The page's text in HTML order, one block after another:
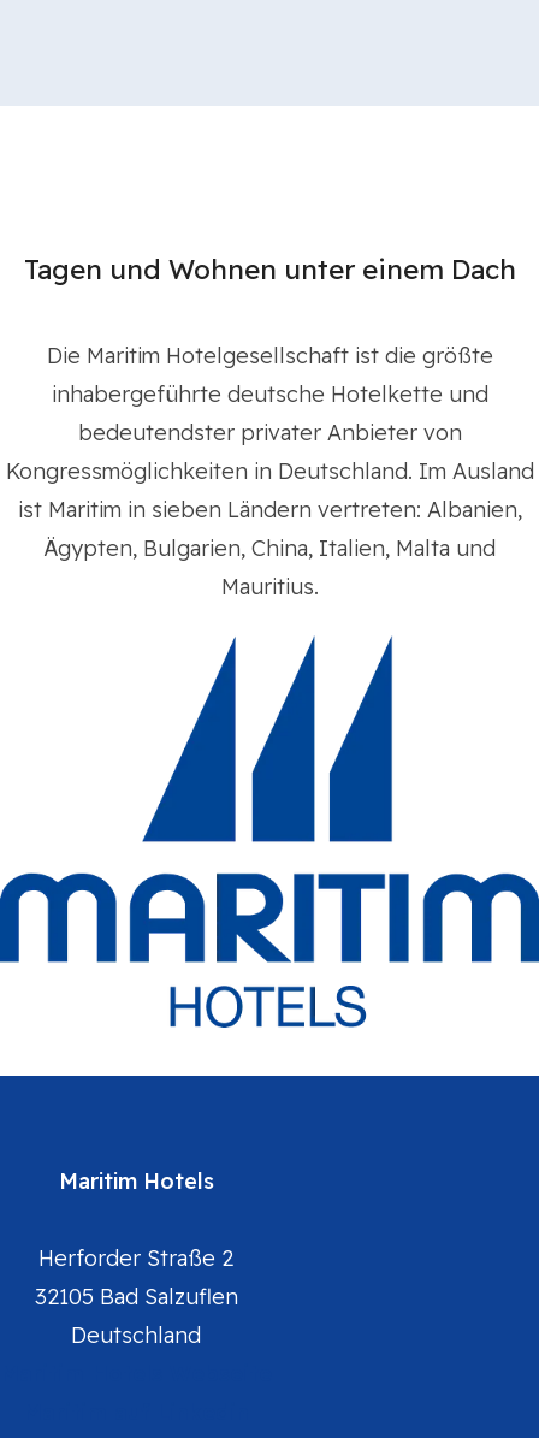
Tagen und Wohnen unter einem Dach
Die Maritim Hotelgesellschaft ist die größte
inhabergeführte deutsche Hotelkette und
bedeutendster privater Anbieter von
Kongressmöglichkeiten in Deutschland. Im Ausland
ist Maritim in sieben Ländern vertreten: Albanien,
Ägypten, Bulgarien, China, Italien, Malta und
Mauritius.
Maritim Hotels
Herforder Straße 2
32105 Bad Salzuflen
Deutschland